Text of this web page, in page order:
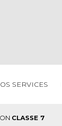
SERVICES
CLASSE 7